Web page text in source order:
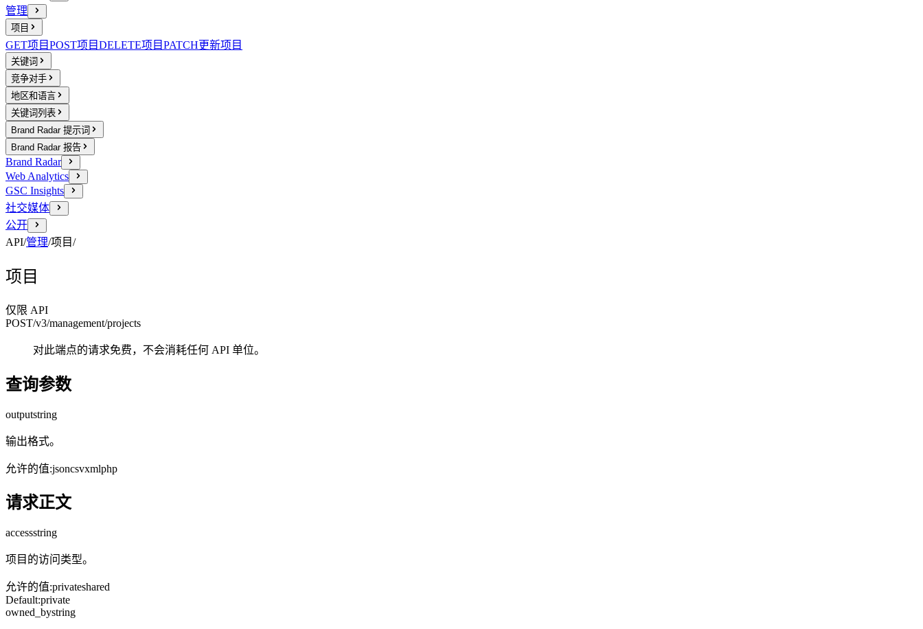
管理
项目
GET项目POST项目DELETE项目PATCH更新项目
关键词
竞争对手
地区和语言
关键词列表
Brand Radar 提示词
Brand Radar 报告
Brand Radar
Web Analytics
GSC Insights
社交媒体
公开
API/管理/项目/
项目
仅限 API
POST/v3/management/projects
对此端点的请求免费，不会消耗任何 API 单位。
查询参数
outputstring
输出格式。
允许的值:jsoncsvxmlphp
请求正文
accessstring
项目的访问类型。
允许的值:privateshared
Default:private
owned_bystring